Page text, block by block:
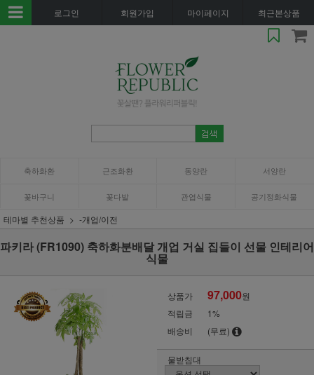
로그인 회원가입 마이페이지 최근본상품
축하화환 근조화환 동양란 서양란
꽃바구니 꽃다발 관엽식물 공기정화식물
테마별 추천상품 -개업/이전
파키라 (FR1090) 축하화분배달 개업 거실 집들이 선물 인테리어
식물
상품가 97,000원
적립금
1%
배송비
(무료)
물받침대